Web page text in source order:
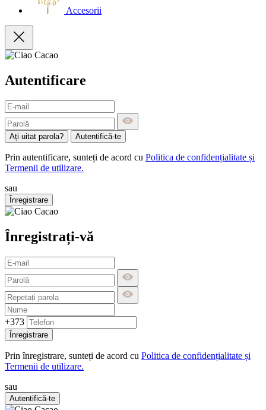
Accesorii
Autentificare
Ați uitat parola? Autentifică-te
Prin autentificare, sunteți de acord cu Politica de confidențialitate și
Termenii de utilizare.
sau
Înregistrare
Înregistrați-vă
+373
Înregistrare
Prin înregistrare, sunteți de acord cu Politica de confidențialitate și
Termenii de utilizare.
sau
Autentifică-te